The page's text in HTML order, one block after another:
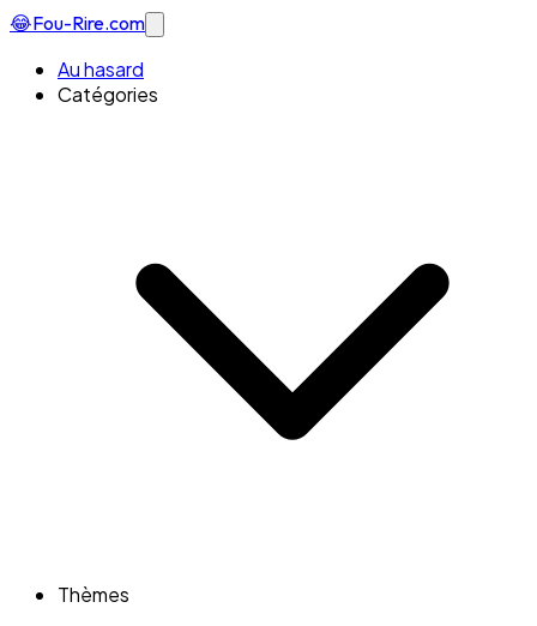
😂Fou-Rire.com
Au hasard
Catégories
Thèmes